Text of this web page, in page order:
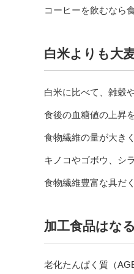
コーヒーを飲むなら
白米よりも大
白米に比べて、雑穀
食後の血糖値の上昇
食物繊維の量が大き
キノコやゴボウ、シ
食物繊維豊富な具だ
加工食品はな
老化たんぱく質（